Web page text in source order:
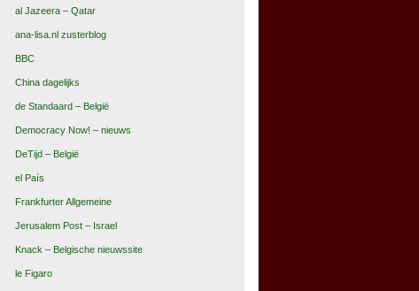
al Jazeera – Qatar
ana-lisa.nl zusterblog
BBC
China dagelijks
de Standaard – België
Democracy Now! – nieuws
DeTijd – België
el País
Frankfurter Allgemeine
Jerusalem Post – Israel
Knack – Belgische nieuwssite
le Figaro